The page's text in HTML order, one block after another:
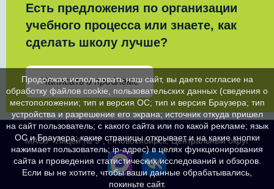
Есть предложения по организации
учебного процесса или знаете, как
сделать школу лучше?
Написать о проблеме
МАОУ "Лицей № 9", г. Новосибирск, Центральный округ
Продолжая использовать наш сайт, вы даете согласие на
обработку файлов cookie, пользовательских данных (сведения о
местоположении; тип и версия ОС; тип и версия Браузера; тип
устройства и разрешение его экрана; источник откуда пришел
на сайт пользователь; с какого сайта или по какой рекламе; язык
ОС и Браузера; какие страницы открывает и на какие кнопки
нажимает пользователь; ip-адрес) в целях функционирования
сайта и проведения статистических исследований и обзоров.
Если вы не хотите, чтобы ваши данные обрабатывались,
покиньте сайт.